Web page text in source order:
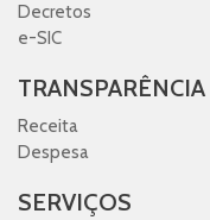
Decretos
e-SIC
TRANSPARÊNCIA
Receita
Despesa
SERVIÇOS